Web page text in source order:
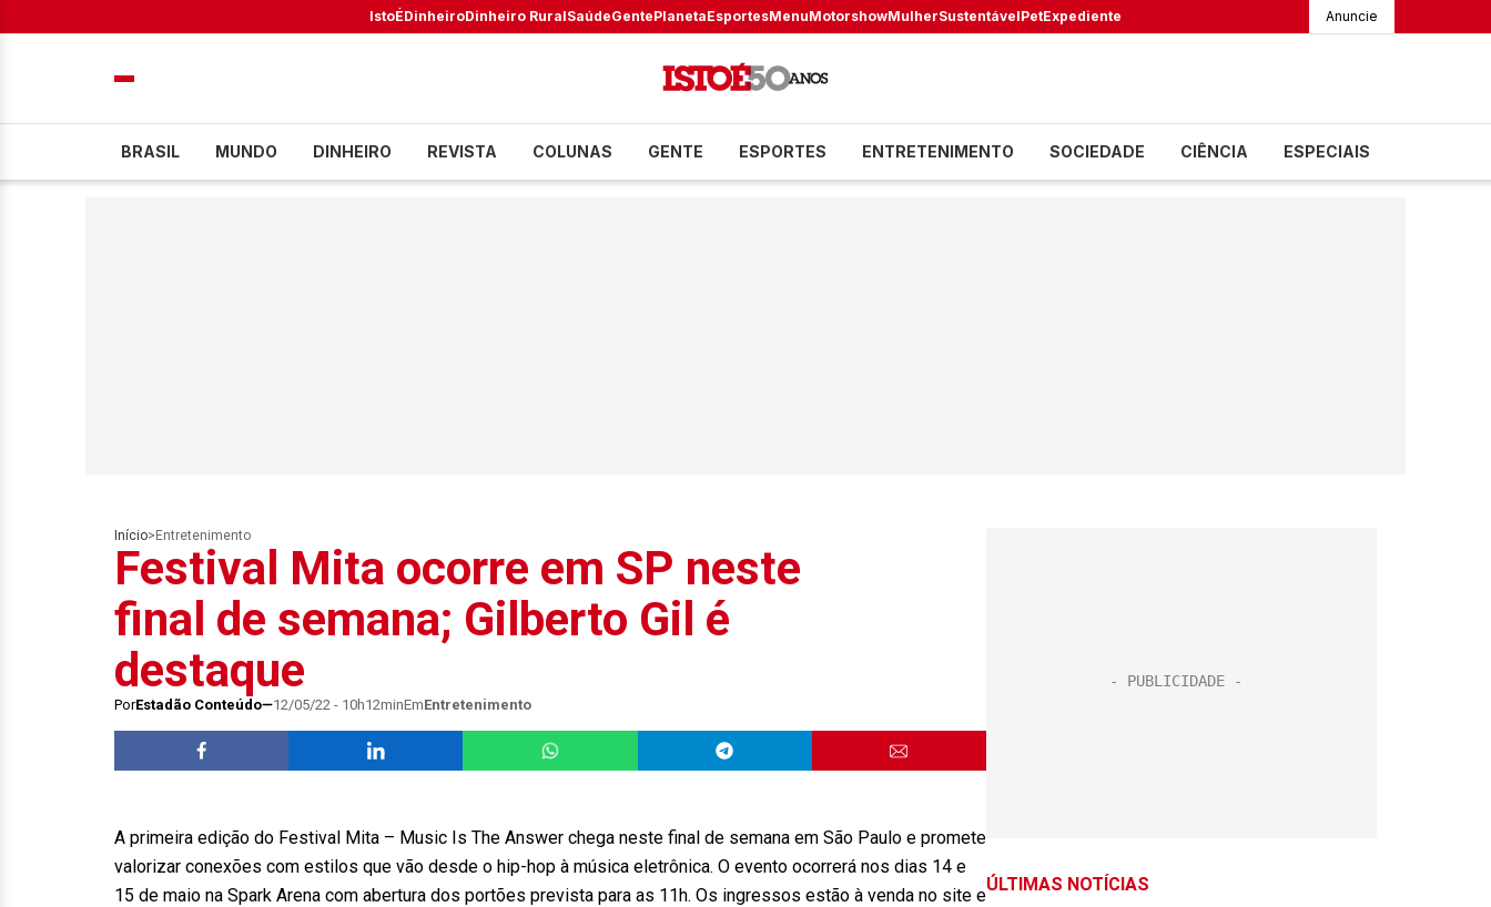
IstoÉDinheiroDinheiro RuralSaúdeGentePlanetaEsportesMenuMotorshowMulherSustentávelPetExpediente Anuncie
BRASIL MUNDO DINHEIRO REVISTA COLUNAS GENTE ESPORTES ENTRETENIMENTO SOCIEDADE CIÊNCIA ESPECIAIS
Início> Entretenimento
Festival Mita ocorre em SP neste
final de semana; Gilberto Gil é
destaque
PorEstadão Conteúdo 12/05/22 - 10h12minEmEntretenimento
A primeira edição do Festival Mita – Music Is The Answer chega neste final de semana em São Paulo e promete
valorizar conexões com estilos que vão desde o hip-hop à música eletrônica. O evento ocorrerá nos dias 14 e
15 de maio na Spark Arena com abertura dos portões prevista para as 11h. Os ingressos estão à venda no site e